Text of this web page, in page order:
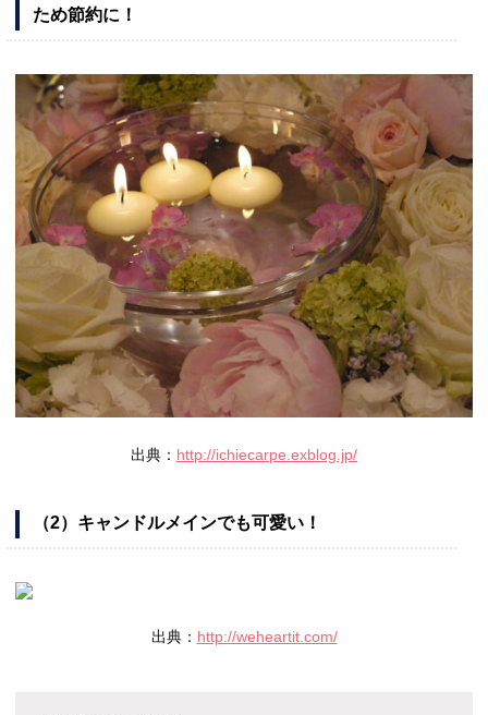
ため節約に！
出典： http://ichiecarpe.exblog.jp/
（2）キャンドルメインでも可愛い！
出典： http://weheartit.com/